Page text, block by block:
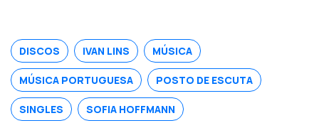
DISCOS IVAN LINS MÚSICA
MÚSICA PORTUGUESA POSTO DE ESCUTA
SINGLES SOFIA HOFFMANN